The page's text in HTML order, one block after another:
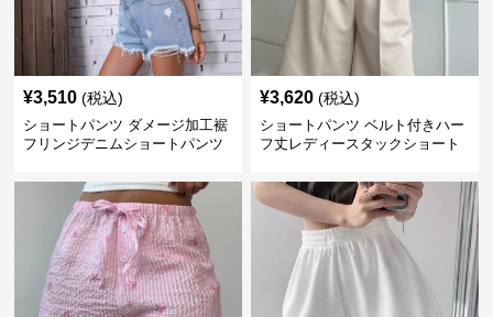
¥3,510 (税込)
ショートパンツ ダメージ加工裾
フリンジデニムショートパンツ
¥3,620 (税込)
ショートパンツ ベルト付きハー
フ丈レディースタックショート